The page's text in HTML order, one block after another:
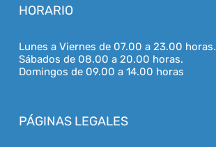
HORARIO
Lunes a Viernes de 07.00 a 23.00 horas.
Sábados de 08.00 a 20.00 horas.
Domingos de 09.00 a 14.00 horas
PÁGINAS LEGALES